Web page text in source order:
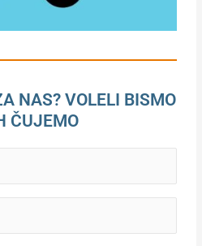
NAS? VOLELI BISMO
ČUJEMO